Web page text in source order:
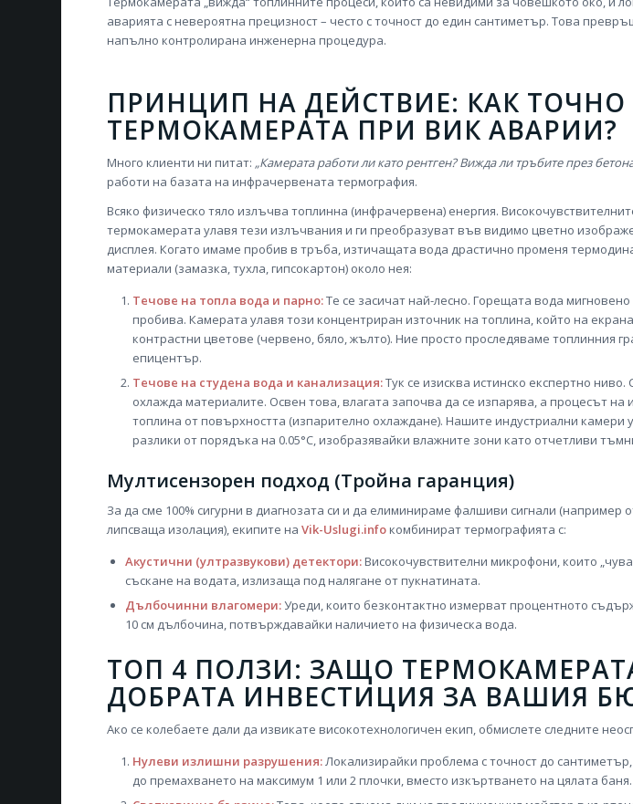
аварията с невероятна прецизност – често с точност до един сантиметър. Това
напълно контролирана инженерна процедура.
ПРИНЦИП НА ДЕЙСТВИЕ: КАК ТОЧНО
ТЕРМОКАМЕРАТА ПРИ ВИК АВАРИИ?
Много клиенти ни питат: „Камерата работи ли като рентген? Вижда ли тръбите през
работи на базата на инфрачервената термография.
Всяко физическо тяло излъчва топлинна (инфрачервена) енергия.
термокамерата улавя тези излъчвания и ги преобразуват във видимо цветно
дисплея. Когато имаме пробив в тръба, изтичащата вода драстично променя
материали (замазка, тухла, гипсокартон) около нея:
Течове на топла вода и парно:Те се засичат най-лесно. Горещата вода
пробива. Камерата улавя този концентриран източник на топлина, който на
контрастни цветове (червено, бяло, жълто). Ние просто проследяваме топлинния
епицентър.
Течове на студена вода и канализация:Тук се изисква истинско експертно
охлажда материалите. Освен това, влагата започва да се изпарява, а процесът на
топлина от повърхността (изпарително охлаждане). Нашите индустриални камери
разлики от порядъка на 0.05°C, изобразявайки влажните зони като отчетливи
Мултисензорен подход (Тройна гаранция)
За да сме 100% сигурни в диагнозата си и да елиминираме фалшиви сигнали (например
липсваща изолация), екипите наVik-Uslugi.infoкомбинират термографията с:
Акустични (ултразвукови) детектори:Високочувствителни микрофони, които
съскане на водата, излизаща под налягане от пукнатината.
Дълбочинни влагомери:Уреди, които безконтактно измерват процентното
10 см дълбочина, потвърждавайки наличието на физическа вода.
ТОП 4 ПОЛЗИ: ЗАЩО
ДОБРАТА ИНВЕСТИЦИЯ ЗА ВАШИЯ
Ако се колебаете дали да извикате високотехнологичен екип, обмислете следните
Нулеви излишни разрушения:Локализирайки проблема с точност до
до премахването на максимум 1 или 2 плочки, вместо изкъртването на цялата баня.